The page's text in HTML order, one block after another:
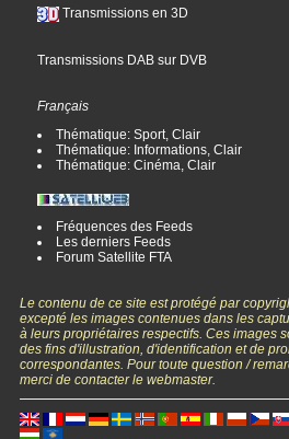
Transmissions en 3D
Transmissions DAB sur DVB
Français
Thématique: Sport, Clair
Thématique: Informations, Clair
Thématique: Cinéma, Clair
Fréquences des Feeds
Les derniers Feeds
Forum Satellite FTA
Le contenu de ce site est protégé par
excepté les images contenues dans les
à leurs propriétaires respectifs. Ces images
des fins d'illustration, d'identification et de
correspondantes. Pour toute question /
merci de contacter le webmaster.